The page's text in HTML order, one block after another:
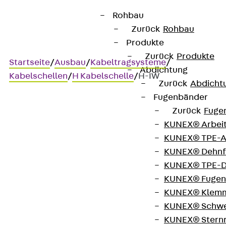
Rohbau
Zurück Rohbau
Produkte
Zurück Produkte
Abdichtung
Zurück
Fugenbänder
Zurück
KUNEX®
KUNEX®
KUNEX®
KUNEX®
KUNEX®
KUNEX®
KUNEX®
KUNEX®
Startseite/Ausbau/Kabeltragsysteme/
Kabelschellen/H Kabelschelle/H-IW
zusätzlicher Isolierwanne
zur Befestigung an C-